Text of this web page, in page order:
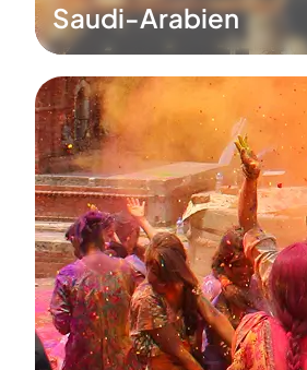
Saudi-Arabien